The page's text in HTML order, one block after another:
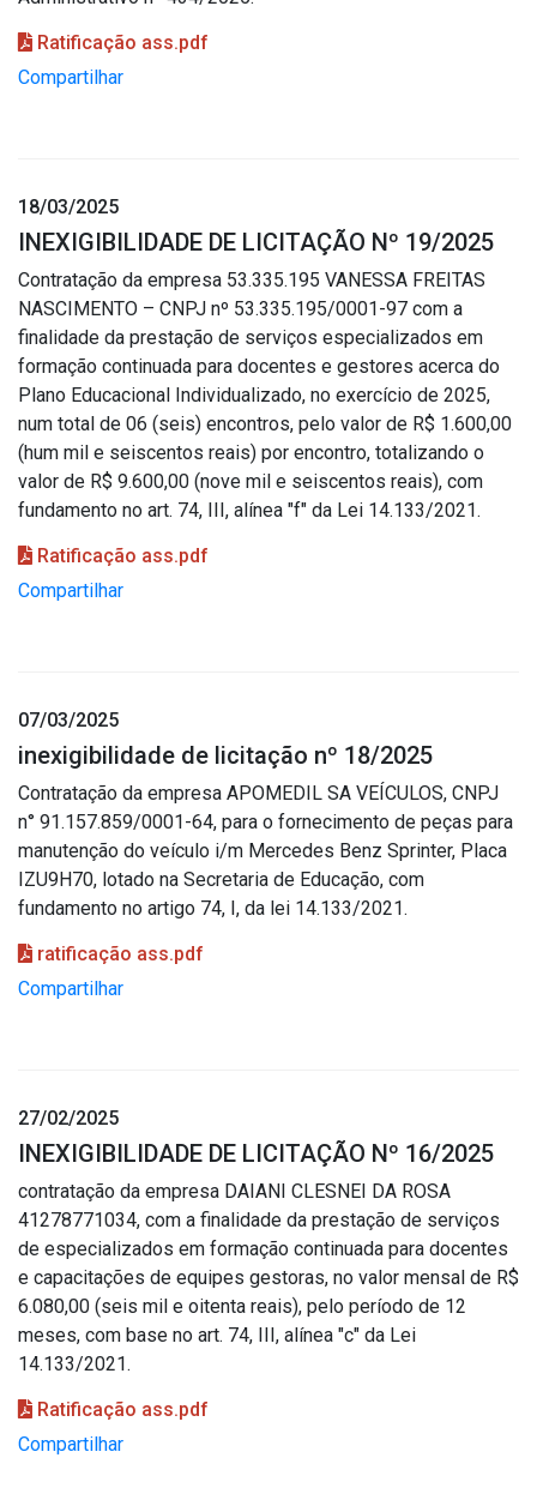
Ratificação ass.pdf
Compartilhar
18/03/2025
INEXIGIBILIDADE DE LICITAÇÃO Nº 19/2025
Contratação da empresa 53.335.195 VANESSA FREITAS
NASCIMENTO – CNPJ nº 53.335.195/0001-97 com a
finalidade da prestação de serviços especializados em
formação continuada para docentes e gestores acerca do
Plano Educacional Individualizado, no exercício de 2025,
num total de 06 (seis) encontros, pelo valor de R$ 1.600,00
(hum mil e seiscentos reais) por encontro, totalizando o
valor de R$ 9.600,00 (nove mil e seiscentos reais), com
fundamento no art. 74, III, alínea "f" da Lei 14.133/2021.
Ratificação ass.pdf
Compartilhar
07/03/2025
inexigibilidade de licitação nº 18/2025
Contratação da empresa APOMEDIL SA VEÍCULOS, CNPJ
n° 91.157.859/0001-64, para o fornecimento de peças para
manutenção do veículo i/m Mercedes Benz Sprinter, Placa
IZU9H70, lotado na Secretaria de Educação, com
fundamento no artigo 74, I, da lei 14.133/2021.
ratificação ass.pdf
Compartilhar
27/02/2025
INEXIGIBILIDADE DE LICITAÇÃO Nº 16/2025
contratação da empresa DAIANI CLESNEI DA ROSA
41278771034, com a finalidade da prestação de serviços
de especializados em formação continuada para docentes
e capacitações de equipes gestoras, no valor mensal de R$
6.080,00 (seis mil e oitenta reais), pelo período de 12
meses, com base no art. 74, III, alínea "c" da Lei
14.133/2021.
Ratificação ass.pdf
Compartilhar